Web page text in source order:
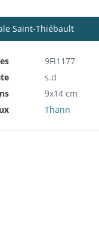
Saint-Thiébault
9Fi1177
s.d
9x14 cm
Thann